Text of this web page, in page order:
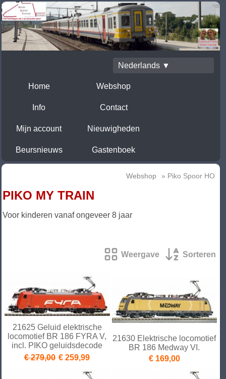
Nederlands ▼
Home Webshop
Info Contact
Mijn account Nieuwigheden
Beursnieuws Gastenboek
Webshop » Piko Spoor HO
PIKO MY TRAIN
Voor kinderen vanaf ongeveer 8 jaar
Weergave Sorteren
21625 Geluid elektrische
locomotief BR 186 FYRA V,
incl. PIKO geluidsdecode
€ 279,00 € 259,99
21630 Elektrische locomotief
BR 186 Medway VI.
€ 169,00